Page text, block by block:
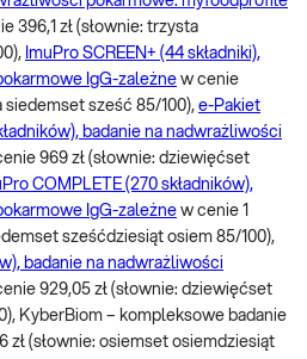
396,1 zł (słownie: trzysta
ImuPro SCREEN+ (44 składniki),
IgG-zależne w cenie
siedemset sześć 85/100), e-Pakiet
badanie na nadwrażliwości
969 zł (słownie: dziewięćset
COMPLETE (270 składników),
IgG-zależne w cenie 1
sześćdziesiąt osiem 85/100),
badanie na nadwrażliwości
929,05 zł (słownie: dziewięćset
KyberBiom – kompleksowe badanie
(słownie: osiemset osiemdziesiąt